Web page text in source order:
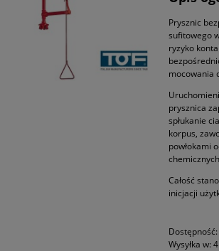
Prysznic
sufitowego
ryzyko
mocowania
prysznica
spłukanie
korpus,
powłokami
Całość
inicjacji
Dostępność:
Wysyłka w: